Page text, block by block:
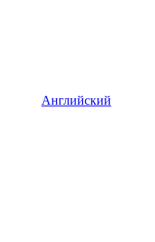
Английский